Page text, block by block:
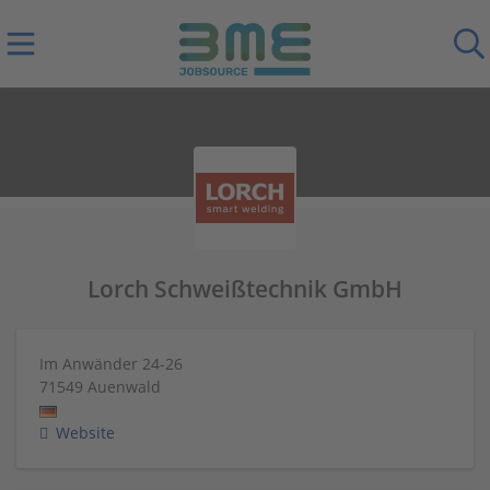
Lorch Schweißtechnik GmbH
Im Anwänder 24-26
71549 Auenwald
Website